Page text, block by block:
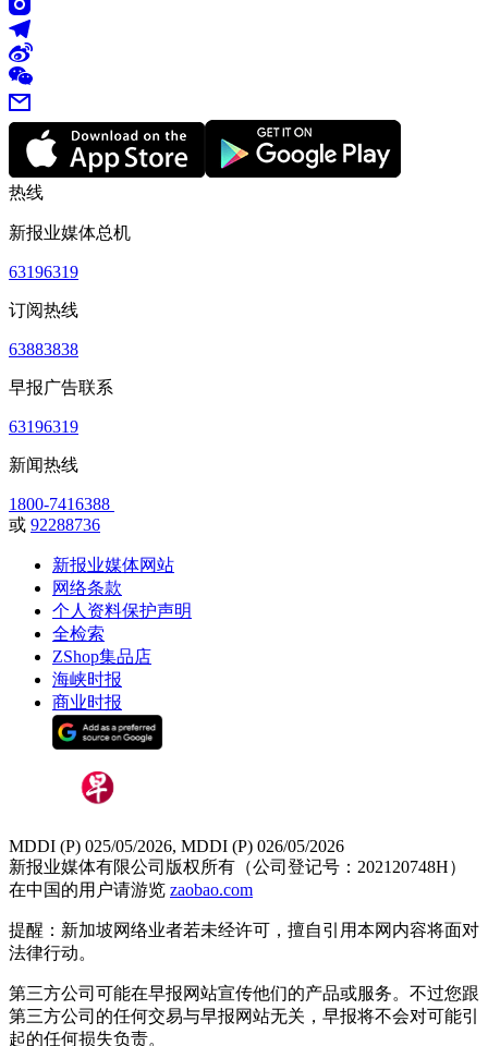
热线
新报业媒体总机
63196319
订阅热线
63883838
早报广告联系
63196319
新闻热线
1800-7416388
或 92288736
新报业媒体网站
网络条款
个人资料保护声明
全检索
ZShop集品店
海峡时报
商业时报
MDDI (P) 025/05/2026, MDDI (P) 026/05/2026
新报业媒体有限公司版权所有（公司登记号：202120748H）
在中国的用户请游览 zaobao.com
提醒：新加坡网络业者若未经许可，擅自引用本网内容将面对
法律行动。
第三方公司可能在早报网站宣传他们的产品或服务。不过您跟
第三方公司的任何交易与早报网站无关，早报将不会对可能引
起的任何损失负责。